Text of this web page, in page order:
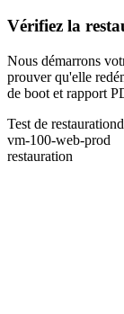
Vérifiez la
Nous démarrons
prouver qu'elle
de boot et rapport
Test de restauration
vm-100-web-prod
restauration